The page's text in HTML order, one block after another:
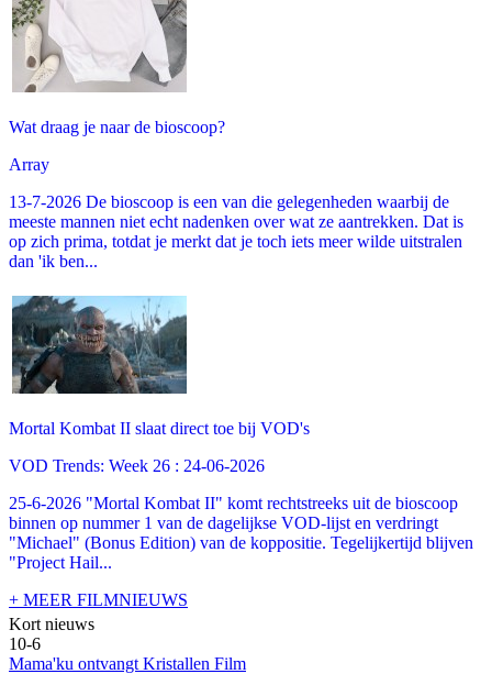
Wat draag je naar de bioscoop?
Array
13-7-2026 De bioscoop is een van die gelegenheden waarbij de
meeste mannen niet echt nadenken over wat ze aantrekken. Dat is
op zich prima, totdat je merkt dat je toch iets meer wilde uitstralen
dan 'ik ben...
Mortal Kombat II slaat direct toe bij VOD's
VOD Trends: Week 26 : 24-06-2026
25-6-2026 "Mortal Kombat II" komt rechtstreeks uit de bioscoop
binnen op nummer 1 van de dagelijkse VOD-lijst en verdringt
"Michael" (Bonus Edition) van de koppositie. Tegelijkertijd blijven
"Project Hail...
+ MEER FILMNIEUWS
Kort nieuws
10-6
Mama'ku ontvangt Kristallen Film